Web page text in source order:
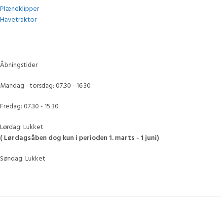
Plæneklipper
Havetraktor
Åbningstider
Mandag - torsdag: 07.30 - 16.30
Fredag: 07.30 - 15.30
Lørdag: Lukket
( Lørdagsåben dog kun i perioden 1. marts - 1 juni)
Søndag: Lukket